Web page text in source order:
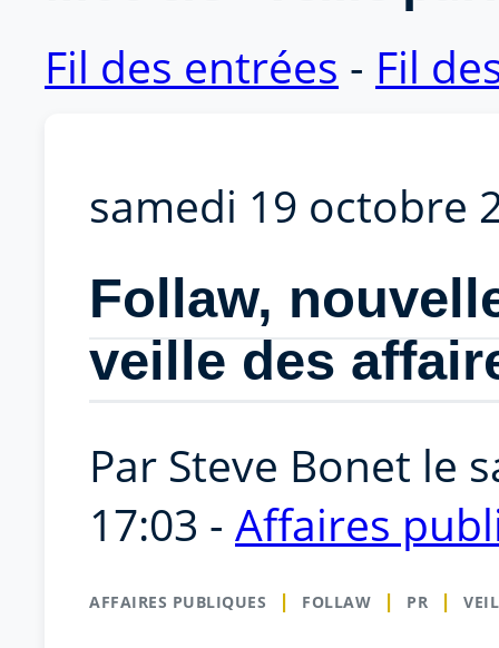
Fil des entrées - Fil
samedi 19 octobre
Follaw,
veille des
Par Steve Bonet le
17:03 - Affaires
AFFAIRES PUBLIQUES FOLLAW PR